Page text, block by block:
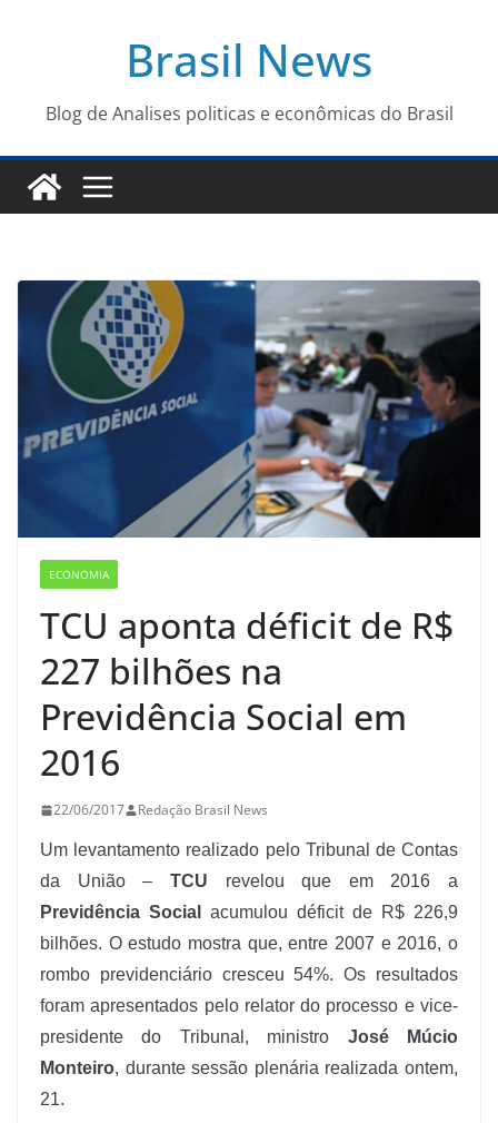
conteúdo
Brasil News
Blog de Analises politicas e econômicas do Brasil
ECONOMIA
TCU aponta déficit de R$
227 bilhões na
Previdência Social em
2016
22/06/2017 Redação Brasil News
Um levantamento realizado pelo Tribunal de Contas
da União – TCU revelou que em 2016 a
Previdência Social
acumulou déficit de R$ 226,9
bilhões. O estudo mostra que, entre 2007 e 2016, o
rombo previdenciário cresceu 54%. Os resultados
foram apresentados pelo relator do processo e vice-
presidente do Tribunal, ministro José Múcio
Monteiro, durante sessão plenária realizada ontem,
21.